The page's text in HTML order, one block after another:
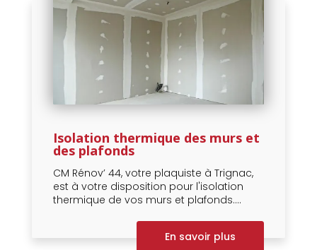
Isolation thermique des murs et
des plafonds
CM Rénov’ 44, votre plaquiste à Trignac,
est à votre disposition pour l'isolation
thermique de vos murs et plafonds....
En savoir plus